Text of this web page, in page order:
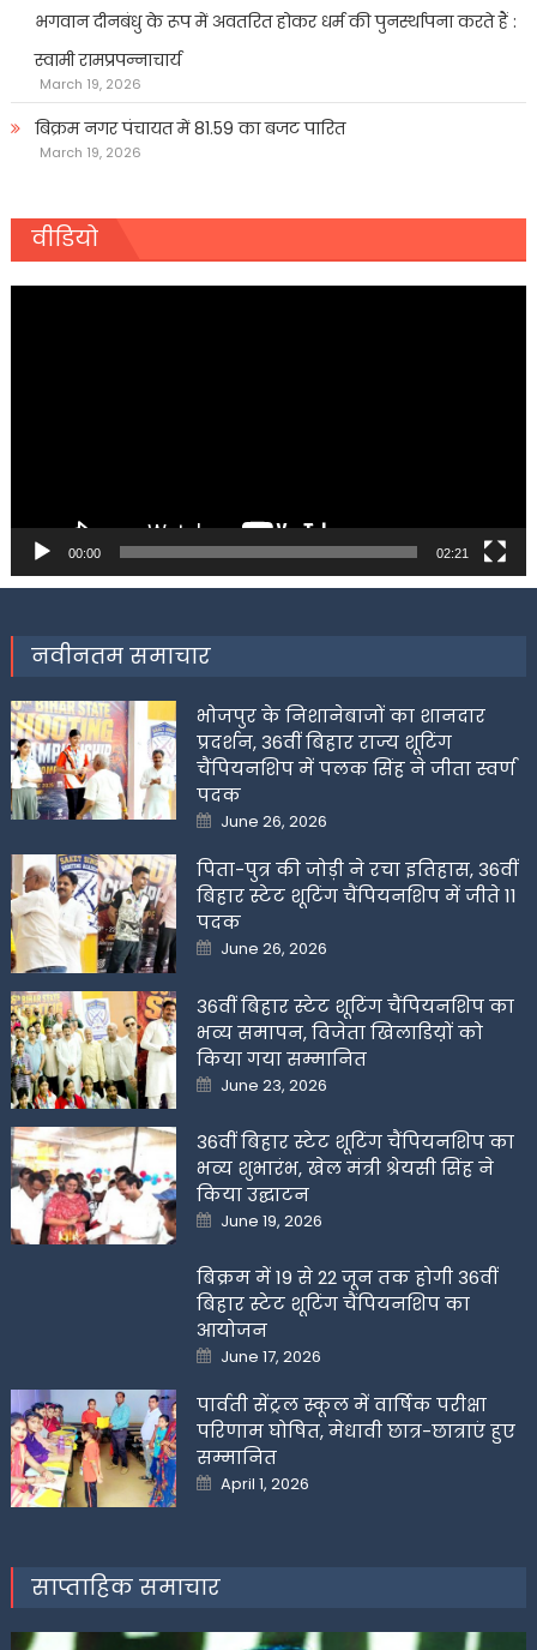
भगवान दीनबंधु के रूप में अवतरित होकर धर्म की पुनर्स्थापना करते हैं :
स्वामी रामप्रपन्नाचार्य
March 19, 2026
बिक्रम नगर पंचायत में 81.59 का बजट पारित
March 19, 2026
वीडियो
00:00 02:21
नवीनतम समाचार
भोजपुर के निशानेबाजों का शानदार
प्रदर्शन, 36वीं बिहार राज्य शूटिंग
चैंपियनशिप में पलक सिंह ने जीता स्वर्ण
पदक
Posted
on
June 26, 2026
पिता-पुत्र की जोड़ी ने रचा इतिहास, 36वीं
बिहार स्टेट शूटिंग चैंपियनशिप में जीते 11
पदक
Posted
on
June 26, 2026
36वीं बिहार स्टेट शूटिंग चैंपियनशिप का
भव्य समापन, विजेता खिलाडिय़ों को
किया गया सम्मानित
Posted
on
June 23, 2026
36वीं बिहार स्टेट शूटिंग चैंपियनशिप का
भव्य शुभारंभ, खेल मंत्री श्रेयसी सिंह ने
किया उद्घाटन
Posted
on
June 19, 2026
बिक्रम में 19 से 22 जून तक होगी 36वीं
बिहार स्टेट शूटिंग चैंपियनशिप का
आयोजन
Posted
on
June 17, 2026
पार्वती सेंट्रल स्कूल में वार्षिक परीक्षा
परिणाम घोषित, मेधावी छात्र-छात्राएं हुए
सम्मानित
Posted
on
April 1, 2026
साप्ताहिक समाचार